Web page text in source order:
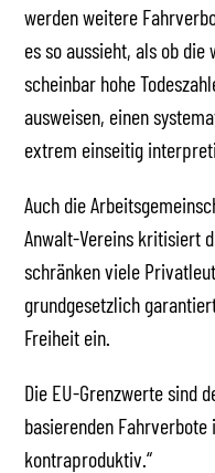
werden weitere
es so aussieht, als ob
scheinbar hohe
ausweisen, einen
extrem einseitig
Auch die
Anwalt-Vereins kritisiert
schränken viele
grundgesetzlich
Freiheit ein.
Die EU-Grenzwerte sind
basierenden
kontraproduktiv.“